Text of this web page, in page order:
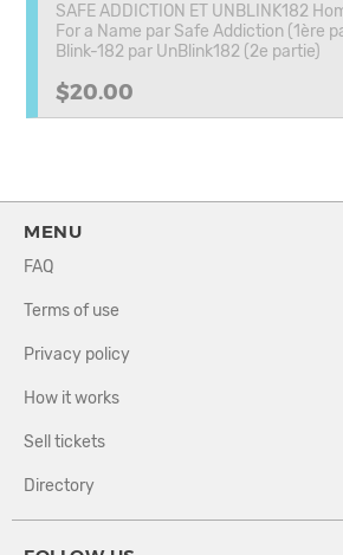
SAFE ADDICTION ET UNBLINK182
For a Name par Safe Addiction (1ère
Blink-182 par UnBlink182 (2e partie)
$20.00
MENU
FAQ
Terms of use
Privacy policy
How it works
Sell tickets
Directory